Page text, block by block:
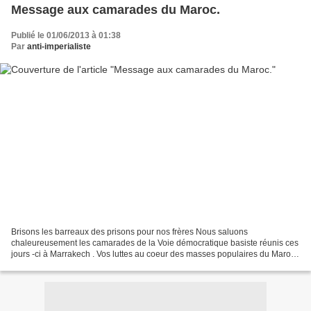
Message aux camarades du Maroc.
Publié le 01/06/2013 à 01:38
Par anti-imperialiste
Brisons les barreaux des prisons pour nos frères Nous saluons
chaleureusement les camarades de la Voie démocratique basiste réunis ces
jours -ci à Marrakech . Vos luttes au coeur des masses populaires du Maroc